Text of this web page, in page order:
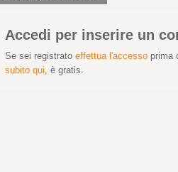
Accedi per inserire un
Se sei registrato effettua l'accesso prima
subito qui , è gratis.